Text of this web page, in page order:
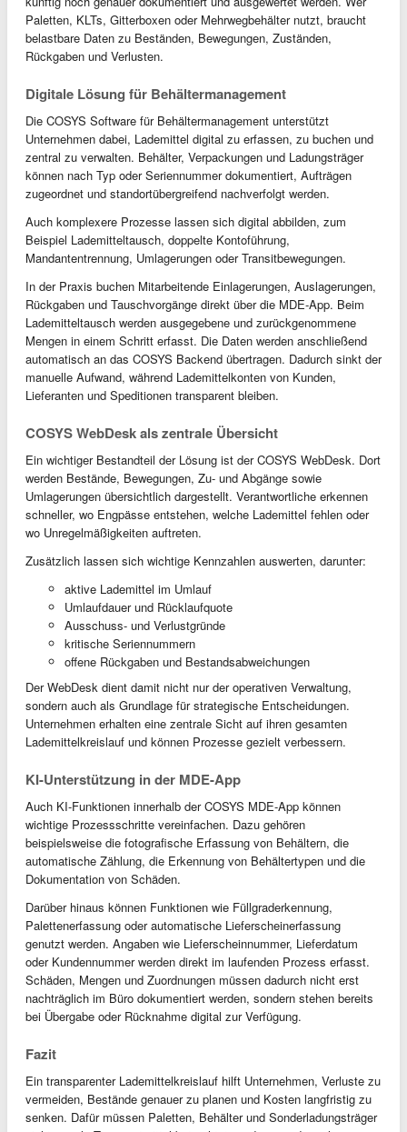
Paletten, KLTs, Gitterboxen oder Mehrwegbehälter nutzt, braucht
belastbare Daten zu Beständen, Bewegungen, Zuständen,
Rückgaben und Verlusten.
Digitale Lösung für Behältermanagement
Die COSYS Software für Behältermanagement unterstützt
Unternehmen dabei, Lademittel digital zu erfassen, zu buchen und
zentral zu verwalten. Behälter, Verpackungen und Ladungsträger
können nach Typ oder Seriennummer dokumentiert, Aufträgen
zugeordnet und standortübergreifend nachverfolgt werden.
Auch komplexere Prozesse lassen sich digital abbilden, zum
Beispiel Lademitteltausch, doppelte Kontoführung,
Mandantentrennung, Umlagerungen oder Transitbewegungen.
In der Praxis buchen Mitarbeitende Einlagerungen, Auslagerungen,
Rückgaben und Tauschvorgänge direkt über die MDE-App. Beim
Lademitteltausch werden ausgegebene und zurückgenommene
Mengen in einem Schritt erfasst. Die Daten werden anschließend
automatisch an das COSYS Backend übertragen. Dadurch sinkt der
manuelle Aufwand, während Lademittelkonten von Kunden,
Lieferanten und Speditionen transparent bleiben.
COSYS WebDesk als zentrale Übersicht
Ein wichtiger Bestandteil der Lösung ist der COSYS WebDesk. Dort
werden Bestände, Bewegungen, Zu- und Abgänge sowie
Umlagerungen übersichtlich dargestellt. Verantwortliche erkennen
schneller, wo Engpässe entstehen, welche Lademittel fehlen oder
wo Unregelmäßigkeiten auftreten.
Zusätzlich lassen sich wichtige Kennzahlen auswerten, darunter:
aktive Lademittel im Umlauf
Umlaufdauer und Rücklaufquote
Ausschuss- und Verlustgründe
kritische Seriennummern
offene Rückgaben und Bestandsabweichungen
Der WebDesk dient damit nicht nur der operativen Verwaltung,
sondern auch als Grundlage für strategische Entscheidungen.
Unternehmen erhalten eine zentrale Sicht auf ihren gesamten
Lademittelkreislauf und können Prozesse gezielt verbessern.
KI-Unterstützung in der MDE-App
Auch KI-Funktionen innerhalb der COSYS MDE-App können
wichtige Prozessschritte vereinfachen. Dazu gehören
beispielsweise die fotografische Erfassung von Behältern, die
automatische Zählung, die Erkennung von Behältertypen und die
Dokumentation von Schäden.
Darüber hinaus können Funktionen wie Füllgraderkennung,
Palettenerfassung oder automatische Lieferscheinerfassung
genutzt werden. Angaben wie Lieferscheinnummer, Lieferdatum
oder Kundennummer werden direkt im laufenden Prozess erfasst.
Schäden, Mengen und Zuordnungen müssen dadurch nicht erst
nachträglich im Büro dokumentiert werden, sondern stehen bereits
bei Übergabe oder Rücknahme digital zur Verfügung.
Fazit
Ein transparenter Lademittelkreislauf hilft Unternehmen, Verluste zu
vermeiden, Bestände genauer zu planen und Kosten langfristig zu
senken. Dafür müssen Paletten, Behälter und Sonderladungsträger